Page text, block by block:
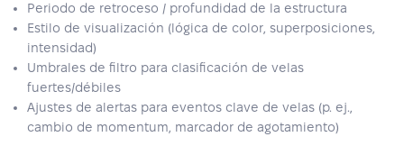
Periodo de retroceso / profundidad de la estructura
Estilo de visualización (lógica de color, superposiciones,
intensidad)
Umbrales de filtro para clasificación de velas
fuertes/débiles
Ajustes de alertas para eventos clave de velas (p. ej.,
cambio de momentum, marcador de agotamiento)